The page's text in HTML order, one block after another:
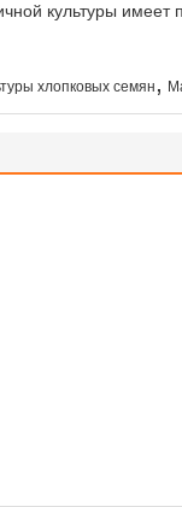
культуры имеет
хлопковых семян ,